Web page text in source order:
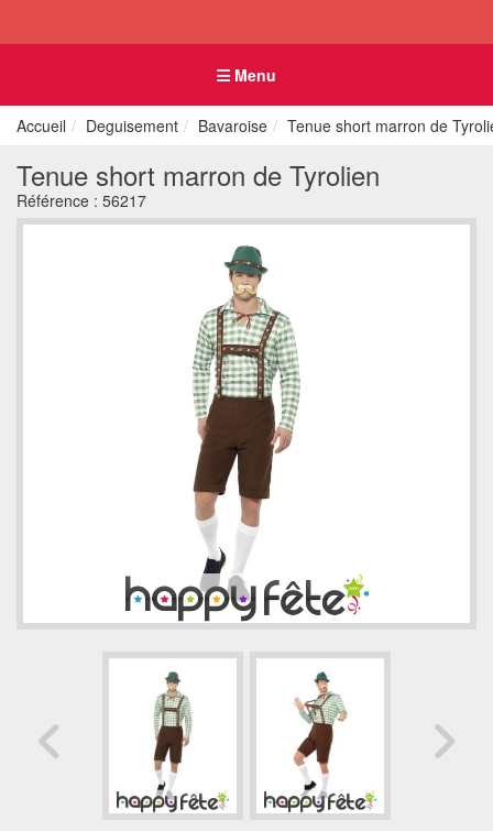
Menu
Accueil Deguisement Bavaroise Tenue short marron de
Tenue short marron de Tyrolien
Référence : 56217